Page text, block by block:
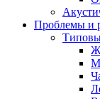
Проблемы и